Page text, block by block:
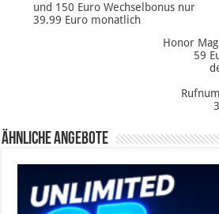
und 150 Euro Wechselbonus nur
39.99 Euro monatlich
Honor
59
Ähnliche Angebote